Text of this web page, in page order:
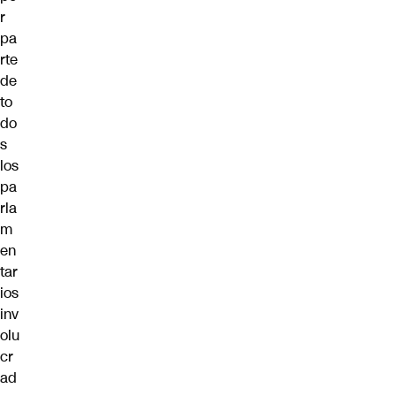
r
pa
rte
de
to
do
s
los
pa
rla
m
en
tar
ios
inv
olu
cr
ad